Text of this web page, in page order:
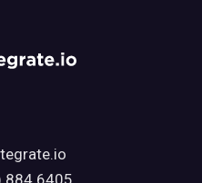
884 6405